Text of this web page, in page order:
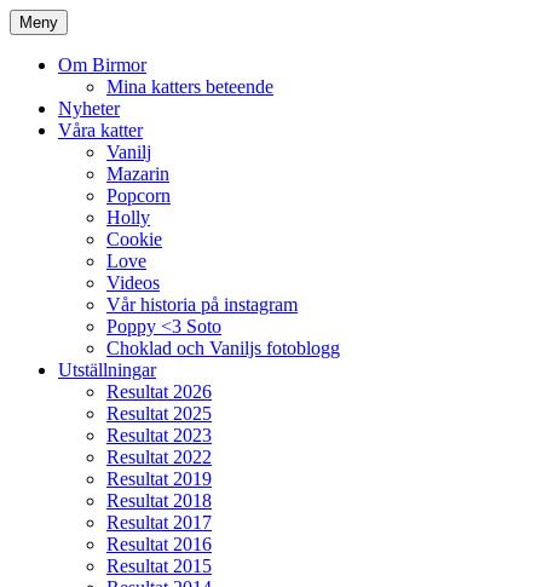
Meny
Om Birmor
Mina katters beteende
Nyheter
Våra katter
Vanilj
Mazarin
Popcorn
Holly
Cookie
Love
Videos
Vår historia på instagram
Poppy <3 Soto
Choklad och Vaniljs fotoblogg
Utställningar
Resultat 2026
Resultat 2025
Resultat 2023
Resultat 2022
Resultat 2019
Resultat 2018
Resultat 2017
Resultat 2016
Resultat 2015